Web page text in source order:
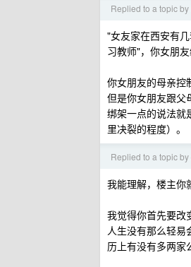
Replied to a topic by
"女友家在西安有
习教师"，你女朋
你女朋友的母亲控
但是你女朋友跟父
绑架一点的说法就
里决裂的程度）。
Replied to a topic by
我能理解，楼主你
我觉得你首先要改
人生没有那么轻易
历上有没有多两家